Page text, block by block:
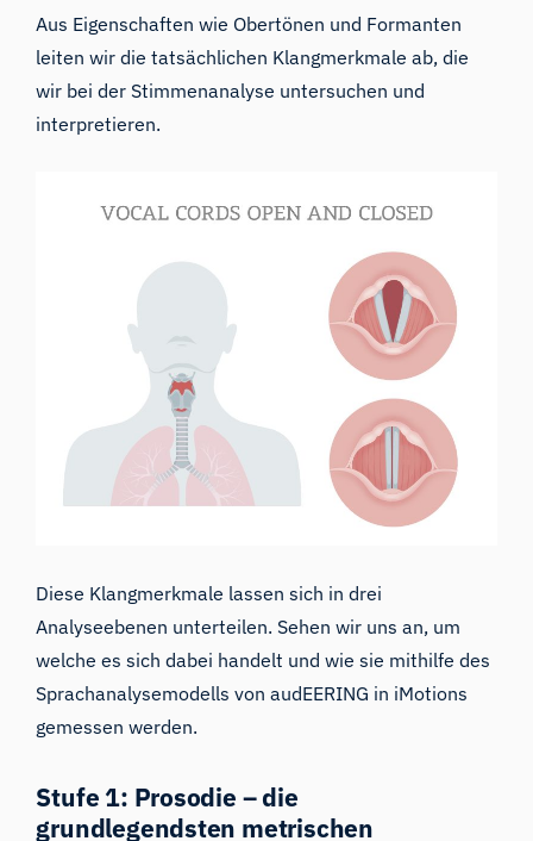
Aus Eigenschaften wie Obertönen und Formanten
leiten wir die tatsächlichen Klangmerkmale ab, die
wir bei der Stimmenanalyse untersuchen und
interpretieren.
Diese Klangmerkmale lassen sich in drei
Analyseebenen unterteilen. Sehen wir uns an, um
welche es sich dabei handelt und wie sie mithilfe des
Sprachanalysemodells von audEERING in iMotions
gemessen werden.
Stufe 1: Prosodie – die
grundlegendsten metrischen